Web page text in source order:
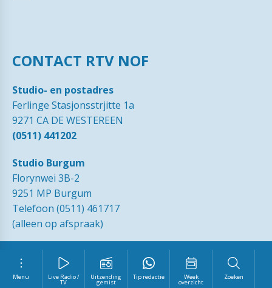
Menu Live Radio /
TV
Uitzending
gemist
Tip redactie Week
overzicht
Zoeken
CONTACT RTV NOF
Studio- en postadres
Ferlinge Stasjonsstrjitte 1a
9271 CA DE WESTEREEN
(0511) 441202
Studio Burgum
Florynwei 3B-2
9251 MP Burgum
Telefoon (0511) 461717
(alleen op afspraak)
© 1989 - 2026 RTVNOF·Contact Tip de redactie
Ingezonden
·Disclaimer ·Privacy Statement RTV NOF
Vrijwilliger
worden?